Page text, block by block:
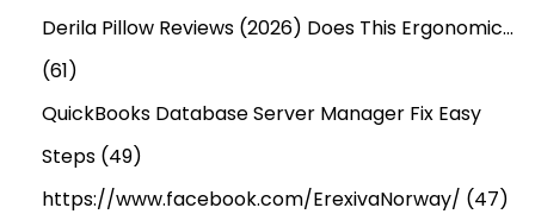
Derila Pillow Reviews (2026) Does This Ergonomic…
(61)
QuickBooks Database Server Manager Fix Easy
Steps (49)
https://www.facebook.com/ErexivaNorway/ (47)